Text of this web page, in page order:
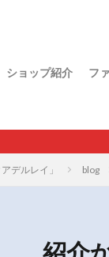
ショップ紹介 フ
デルレイ」 blog